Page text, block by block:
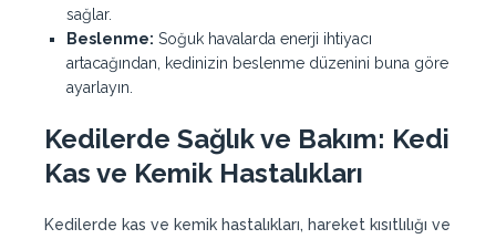
sağlar.
Beslenme: Soğuk havalarda enerji ihtiyacı
artacağından, kedinizin beslenme düzenini buna göre
ayarlayın.
Kedilerde Sağlık ve Bakım: Kedi
Kas ve Kemik Hastalıkları
Kedilerde kas ve kemik hastalıkları, hareket kısıtlılığı ve